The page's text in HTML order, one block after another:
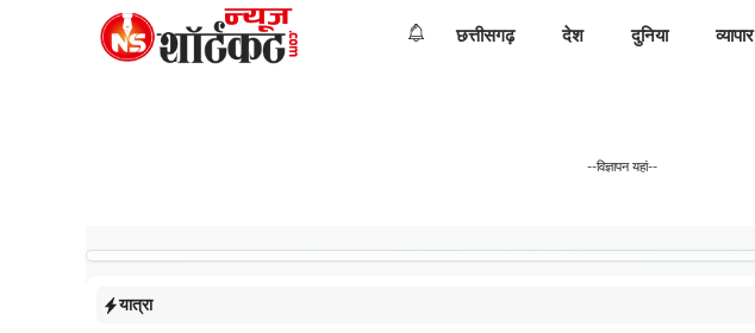
छत्तीसगढ़ देश दुनिया व्यापार
--विज्ञापन यहां--
यात्रा